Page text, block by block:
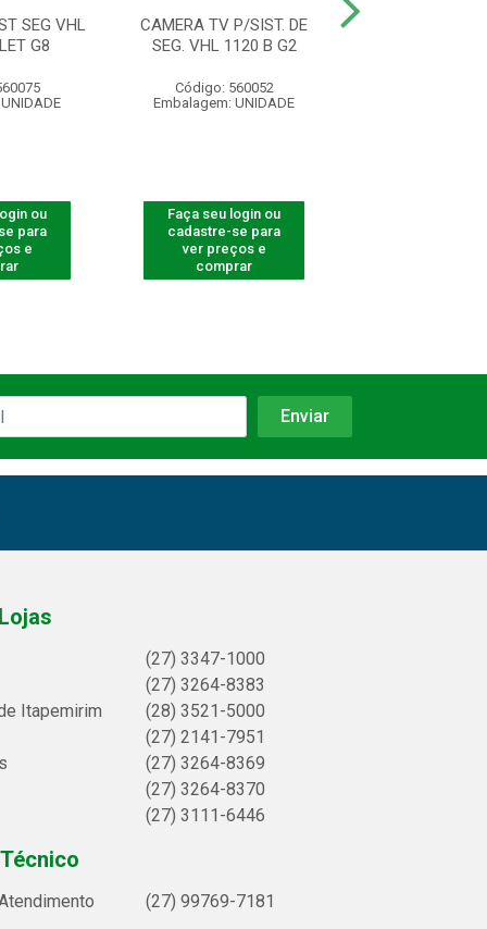
SEG VHL
G8
ou
para
e
CAMERA TV P/SIST. DE
SEG. VHL 1120 B G2
Código: 560052
Embalagem: UNIDADE
Faça seu login ou
cadastre-se para
ver preços e
comprar
(27) 3347-1000
(27) 3264-8383
Itapemirim
(28) 3521-5000
(27) 2141-7951
(27) 3264-8369
(27) 3264-8370
(27) 3111-6446
(27) 99769-7181